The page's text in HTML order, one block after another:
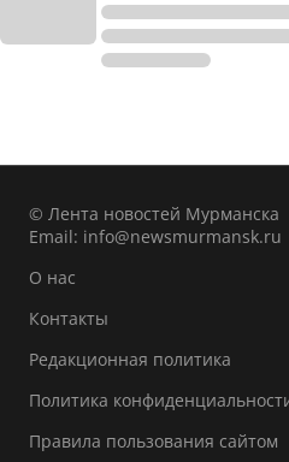
© Лента новостей Мурманска
Email: info@newsmurmansk.ru
О нас
Контакты
Редакционная политика
Политика
Правила пользования сайтом